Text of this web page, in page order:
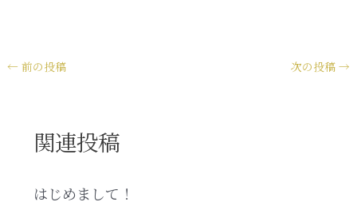
← 前の投稿 次の投稿 →
関連投稿
はじめまして！